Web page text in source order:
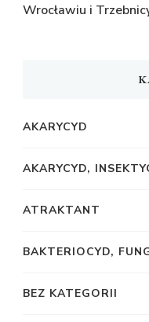
Wrocławiu i
AKARYCYD
AKARYCYD,
ATRAKTANT
BAKTERIOCYD,
BEZ KATEGORII